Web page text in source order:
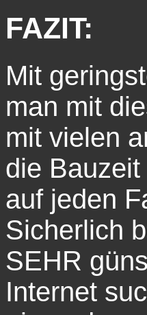
FAZIT:
Mit
man mit
mit vielen
die
auf jeden
Sicherlich
SEHR
Internet